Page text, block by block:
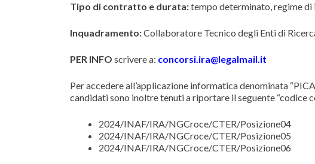
Tipo di contratto e durata:tempo determinato, regime di
Inquadramento:Collaboratore Tecnico degli Enti di
PER INFO scrivere a: concorsi.ira@legalmail.it
Per accedere all’applicazione informatica denominata
candidati sono inoltre tenuti a riportare il seguente “codice
2024/INAF/IRA/NGCroce/CTER/Posizione04
2024/INAF/IRA/NGCroce/CTER/Posizione05
2024/INAF/IRA/NGCroce/CTER/Posizione06